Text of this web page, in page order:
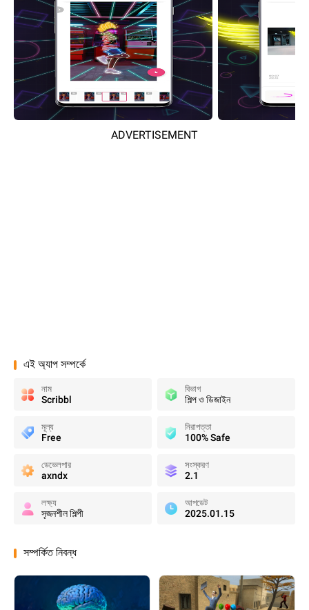
ADVERTISEMENT
এই অ্যাপ সম্পর্কে
নাম
Scribbl
বিভাগ
শিল্প ও ডিজাইন
মূল্য
Free
নিরাপত্তা
100% Safe
ডেভেলপার
axndx
সংস্করণ
2.1
লক্ষ্য
সৃজনশীল শিল্পী
আপডেট
2025.01.15
সম্পর্কিত নিবন্ধ